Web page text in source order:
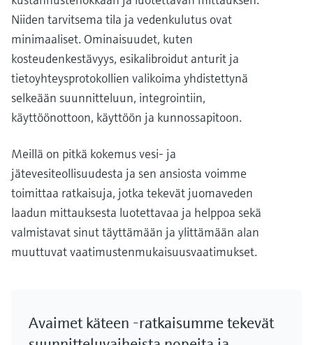
Niiden tarvitsema tila ja vedenkulutus ovat
minimaaliset. Ominaisuudet, kuten
kosteudenkestävyys, esikalibroidut anturit ja
tietoyhteysprotokollien valikoima yhdistettynä
selkeään suunnitteluun, integrointiin,
käyttöönottoon, käyttöön ja kunnossapitoon.
Meillä on pitkä kokemus vesi- ja
jätevesiteollisuudesta ja sen ansiosta voimme
toimittaa ratkaisuja, jotka tekevät juomaveden
laadun mittauksesta luotettavaa ja helppoa sekä
valmistavat sinut täyttämään ja ylittämään alan
muuttuvat vaatimustenmukaisuusvaatimukset.
Avaimet käteen -ratkaisumme tekevät